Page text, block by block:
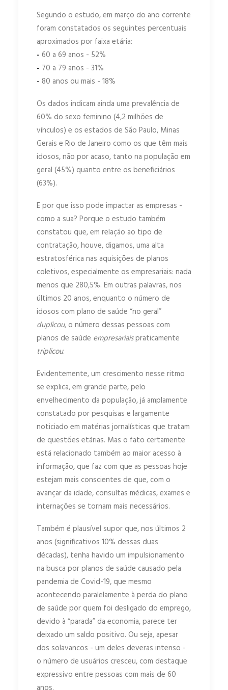
Segundo o estudo, em março do ano corrente
foram constatados os seguintes percentuais
aproximados por faixa etária:
- 60 a 69 anos - 52%
- 70 a 79 anos - 31%
- 80 anos ou mais - 18%
Os dados indicam ainda uma prevalência de
60% do sexo feminino (4,2 milhões de
vínculos) e os estados de São Paulo, Minas
Gerais e Rio de Janeiro como os que têm mais
idosos, não por acaso, tanto na população em
geral (45%) quanto entre os beneficiários
(63%).
E por que isso pode impactar as empresas -
como a sua? Porque o estudo também
constatou que, em relação ao tipo de
contratação, houve, digamos, uma alta
estratosférica nas aquisições de planos
coletivos, especialmente os empresariais: nada
menos que 280,5%. Em outras palavras, nos
últimos 20 anos, enquanto o número de
idosos com plano de saúde “no geral”
duplicou, o número dessas pessoas com
planos de saúde empresariaispraticamente
triplicou.
Evidentemente, um crescimento nesse ritmo
se explica, em grande parte, pelo
envelhecimento da população, já amplamente
constatado por pesquisas e largamente
noticiado em matérias jornalísticas que tratam
de questões etárias. Mas o fato certamente
está relacionado também ao maior acesso à
informação, que faz com que as pessoas hoje
estejam mais conscientes de que, com o
avançar da idade, consultas médicas, exames e
internações se tornam mais necessários.
Também é plausível supor que, nos últimos 2
anos (significativos 10% dessas duas
décadas), tenha havido um impulsionamento
na busca por planos de saúde causado pela
pandemia de Covid-19, que mesmo
acontecendo paralelamente à perda do plano
de saúde por quem foi desligado do emprego,
devido à “parada” da economia, parece ter
deixado um saldo positivo. Ou seja, apesar
dos solavancos - um deles deveras intenso -
o número de usuários cresceu, com destaque
expressivo entre pessoas com mais de 60